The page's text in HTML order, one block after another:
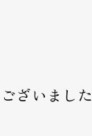
ざいました